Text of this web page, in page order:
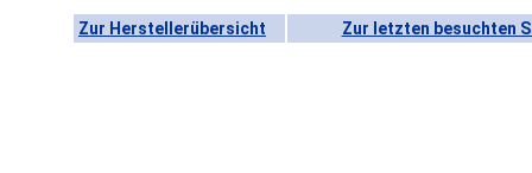
Zur Herstellerübersicht Zur letzten besuchten